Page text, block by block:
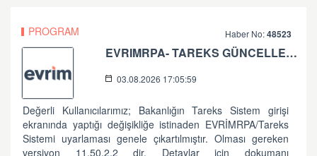
PROGRAM Haber No:48523
EVRIMRPA- TAREKS GÜNCELLEMESI HAKKINDA
03.08.2026 17:05:59
Değerli Kullanıcılarımız; Bakanlığın Tareks Sistem girişi
ekranında yaptığı değişikliğe istinaden EVRİMRPA/Tareks
Sistemi uyarlaması genele çıkartılmıştır. Olması gereken
versiyon 11.50.2.2 dir. Detaylar için dokumanı